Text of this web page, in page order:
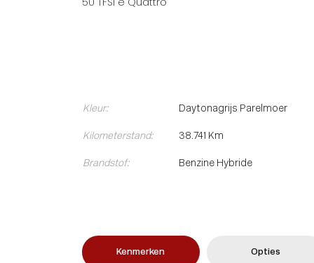
Kleur: Daytonagrijs Parelmoer
Kilometerstand: 38.741 Km
Brandstof: Benzine Hybride
Kenmerken Opties